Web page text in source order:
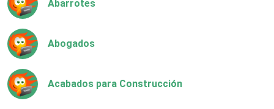
Abarrotes
Abogados
Acabados para Construcción